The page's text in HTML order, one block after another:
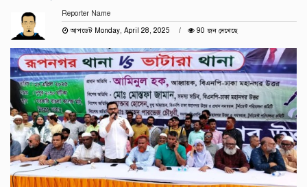
Reporter Name
আপডেট Monday, April 28, 2025
90 জন দেখেছে